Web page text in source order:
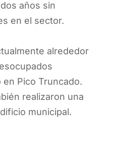
años sin
en el sector.
alrededor
Pico Truncado.
realizaron una
municipal.